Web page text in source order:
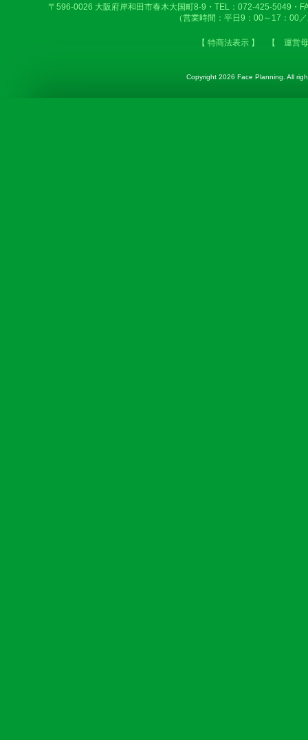
〒596-0026 大阪府岸和田市春木大国町8-9・TEL：072-425-5049・
（営業時間：平日9：00～17：00
【 特商法表示 】 【 運営
Copyright 2026 Face Planning. All